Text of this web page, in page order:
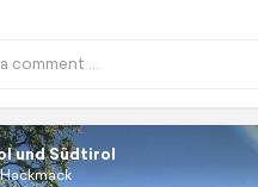
und Südtirol